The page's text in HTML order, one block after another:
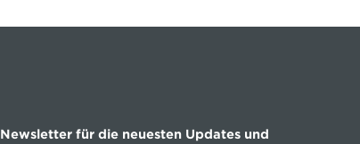
für die neuesten Updates und